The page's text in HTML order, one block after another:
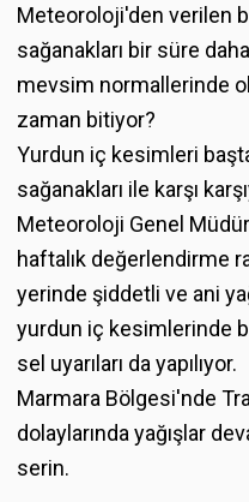
Meteoroloji'den verilen
sağanakları bir süre
mevsim normallerinde
zaman bitiyor?
Yurdun iç kesimleri
sağanakları ile karşı
Meteoroloji Genel
haftalık değerlendirme
yerinde şiddetli ve ani
yurdun iç kesimlerinde
sel uyarıları da yapılıyor.
Marmara Bölgesi'nde
dolaylarında yağışlar
serin.